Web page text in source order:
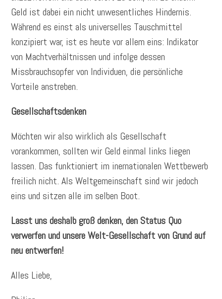
Geld ist dabei ein nicht unwesentliches Hindernis.
Während es einst als universelles Tauschmittel
konzipiert war, ist es heute vor allem eins: Indikator
von Machtverhältnissen und infolge dessen
Missbrauchsopfer von Individuen, die persönliche
Vorteile anstreben.
Gesellschaftsdenken
Möchten wir also wirklich als Gesellschaft
vorankommen, sollten wir Geld einmal links liegen
lassen. Das funktioniert im inernationalen Wettbewerb
freilich nicht. Als Weltgemeinschaft sind wir jedoch
eins und sitzen alle im selben Boot.
Lasst uns deshalb groß denken, den Status Quo
verwerfen und unsere Welt-Gesellschaft von Grund auf
neu entwerfen!
Alles Liebe,